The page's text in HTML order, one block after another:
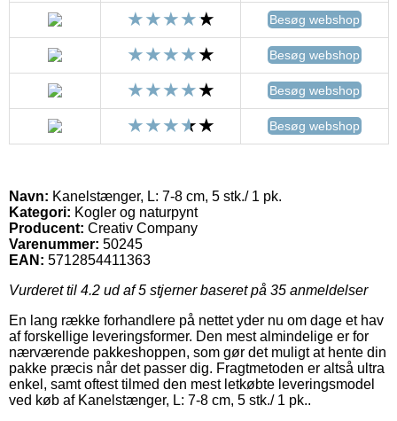
Besøg webshop
Besøg webshop
Besøg webshop
Besøg webshop
Navn: Kanelstænger, L: 7-8 cm, 5 stk./ 1 pk.
Kategori: Kogler og naturpynt
Producent: Creativ Company
Varenummer: 50245
EAN: 5712854411363
Vurderet til 4.2 ud af 5 stjerner baseret på 35 anmeldelser
En lang række forhandlere på nettet yder nu om dage et hav
af forskellige leveringsformer. Den mest almindelige er for
nærværende pakkeshoppen, som gør det muligt at hente din
pakke præcis når det passer dig. Fragtmetoden er altså ultra
enkel, samt oftest tilmed den mest letkøbte leveringsmodel
ved køb af Kanelstænger, L: 7-8 cm, 5 stk./ 1 pk..